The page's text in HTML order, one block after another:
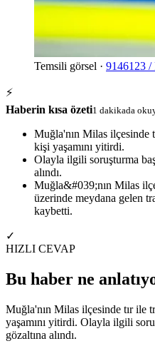
Temsili görsel · 9146123 /
⚡
Haberin kısa özeti1 dakikada
Muğla'nın Milas ilçesinde
kişi yaşamını yitirdi.
Olayla ilgili soruşturma
alındı.
Muğla&#039;nın Milas
üzerinde meydana gelen
kaybetti.
✓
HIZLI CEVAP
Bu haber ne
Muğla'nın Milas ilçesinde tır ile
yaşamını yitirdi. Olayla ilgili
gözaltına alındı.